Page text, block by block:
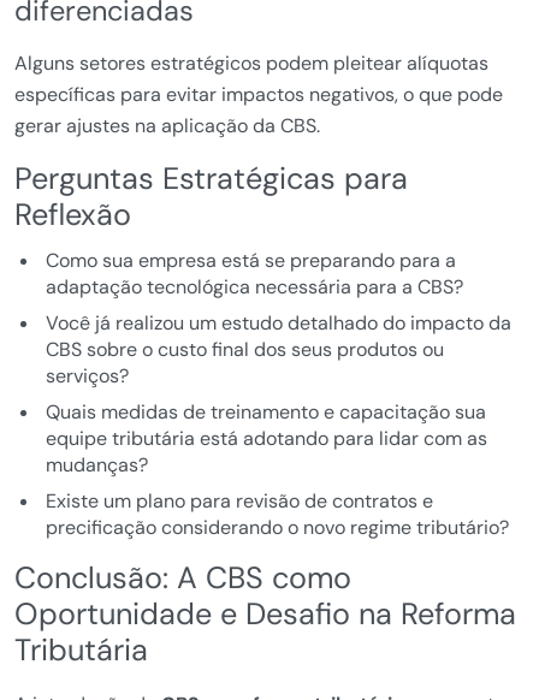
diferenciadas
Alguns setores estratégicos podem pleitear alíquotas
específicas para evitar impactos negativos, o que pode
gerar ajustes na aplicação da CBS.
Perguntas Estratégicas para
Reflexão
Como sua empresa está se preparando para a
adaptação tecnológica necessária para a CBS?
Você já realizou um estudo detalhado do impacto da
CBS sobre o custo final dos seus produtos ou
serviços?
Quais medidas de treinamento e capacitação sua
equipe tributária está adotando para lidar com as
mudanças?
Existe um plano para revisão de contratos e
precificação considerando o novo regime tributário?
Conclusão: A CBS como
Oportunidade e Desafio na Reforma
Tributária